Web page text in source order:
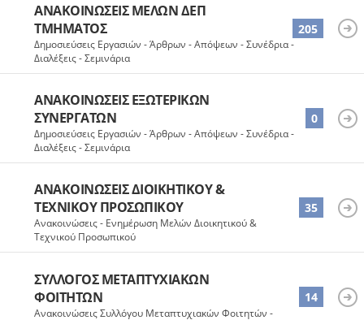
ΑΝΑΚΟΙΝΏΣΕΙΣ ΜΕΛΏΝ ΔΕΠ
ΤΜΉΜΑΤΟΣ
Δημοσιεύσεις Εργασιών - Άρθρων - Απόψεων - Συνέδρια -
Διαλέξεις - Σεμινάρια
205
ΑΝΑΚΟΙΝΏΣΕΙΣ ΕΞΩΤΕΡΙΚΏΝ
ΣΥΝΕΡΓΑΤΏΝ
Δημοσιεύσεις Εργασιών - Άρθρων - Απόψεων - Συνέδρια -
Διαλέξεις - Σεμινάρια
0
ΑΝΑΚΟΙΝΏΣΕΙΣ ΔΙΟΙΚΗΤΙΚΟΎ &
ΤΕΧΝΙΚΟΎ ΠΡΟΣΩΠΙΚΟΎ
Ανακοινώσεις - Ενημέρωση Μελών Διοικητικού &
Τεχνικού Προσωπικού
35
ΣΎΛΛΟΓΟΣ ΜΕΤΑΠΤΥΧΙΑΚΏΝ
ΦΟΙΤΗΤΏΝ
Ανακοινώσεις Συλλόγου Μεταπτυχιακών Φοιτητών -
14